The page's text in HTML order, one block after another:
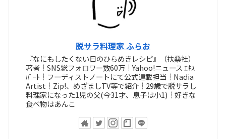
脱サラ料理家 ふらお
『なにもしたくない日のひらめきレシピ』（扶桑社）
著者┊SNS総フォロワー数60万┊Yahoo!ニュース ｴｷｽ
ﾊﾟｰﾄ┊フーディストノートにて公式連載担当┊Nadia
Artist┊Zip!、めざましTV等で紹介┊29歳で脱サラし
料理家になった1児の父(今31才、息子は小1)┊好きな
食べ物はあんこ